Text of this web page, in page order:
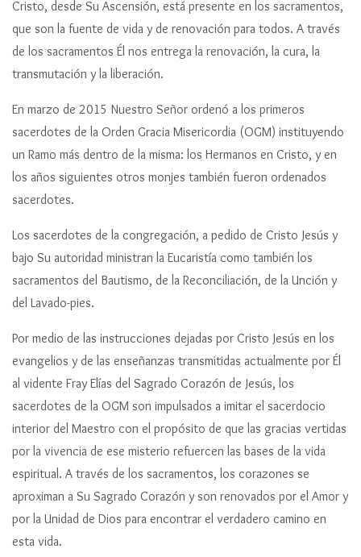
c
i
l
Cristo, desde Su Ascensión, está presente en los sacramentos,
que son la fuente de vida y de renovación para todos. A través
de los sacramentos Él nos entrega la renovación, la cura, la
transmutación y la liberación.
En marzo de 2015 Nuestro Señor ordenó a los primeros
sacerdotes de la Orden Gracia Misericordia (OGM) instituyendo
un Ramo más dentro de la misma: los Hermanos en Cristo, y en
los años siguientes otros monjes también fueron ordenados
sacerdotes.
Los sacerdotes de la congregación, a pedido de Cristo Jesús y
bajo Su autoridad ministran la Eucaristía como también los
sacramentos del Bautismo, de la Reconciliación, de la Unción y
del Lavado-pies.
Por medio de las instrucciones dejadas por Cristo Jesús en los
evangelios y de las enseñanzas transmitidas actualmente por Él
al vidente Fray Elías del Sagrado Corazón de Jesús, los
sacerdotes de la OGM son impulsados a imitar el sacerdocio
interior del Maestro con el propósito de que las gracias vertidas
por la vivencia de ese misterio refuercen las bases de la vida
espiritual. A través de los sacramentos, los corazones se
aproximan a Su Sagrado Corazón y son renovados por el Amor y
por la Unidad de Dios para encontrar el verdadero camino en
esta vida.